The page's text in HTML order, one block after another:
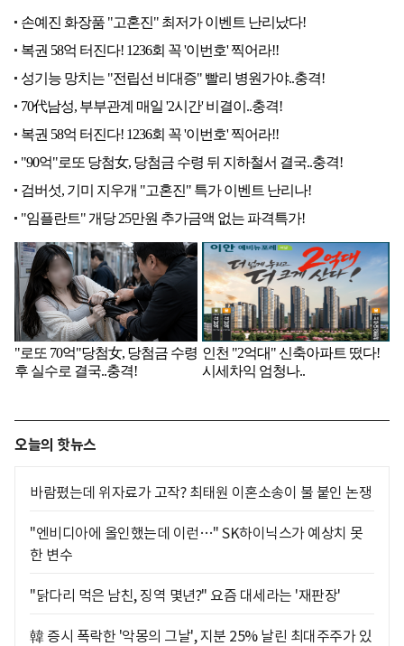
오늘의 핫뉴스
바람폈는데 위자료가 고작? 최태원 이혼소송이 불 붙인 논쟁
"엔비디아에 올인했는데 이런…" SK하이닉스가 예상치 못
한 변수
"닭다리 먹은 남친, 징역 몇년?" 요즘 대세라는 '재판장'
韓 증시 폭락한 '악몽의 그날', 지분 25% 날린 최대주주가 있